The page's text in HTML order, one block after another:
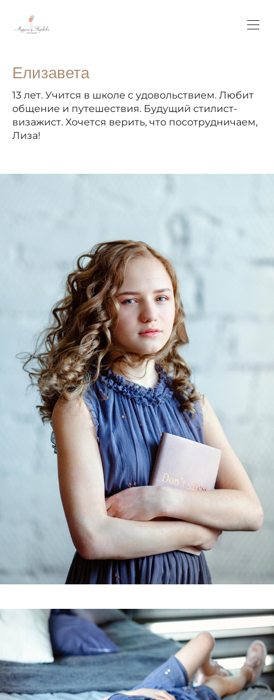
Елизавета
13 лет. Учится в школе с удовольствием. Любит
общение и путешествия. Будущий стилист-
визажист. Хочется верить, что посотрудничаем,
Лиза!